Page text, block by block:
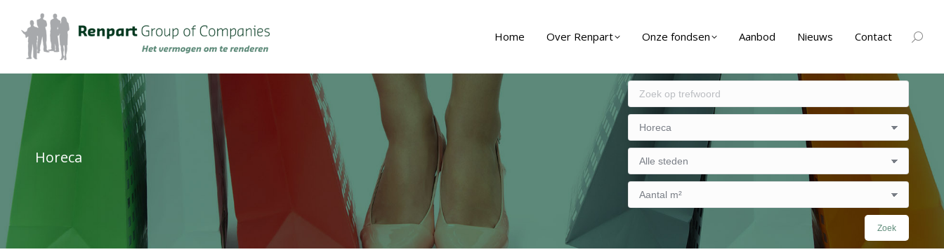
Home Over Renpart Onze fondsen Aanbod Nieuws Contact
Horeca